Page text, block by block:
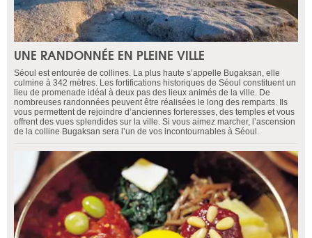
UNE RANDONNÉE EN PLEINE VILLE
Séoul est entourée de collines. La plus haute s’appelle Bugaksan, elle
culmine à 342 mètres. Les fortifications historiques de Séoul constituent un
lieu de promenade idéal à deux pas des lieux animés de la ville. De
nombreuses randonnées peuvent être réalisées le long des remparts. Ils
vous permettent de rejoindre d’anciennes forteresses, des temples et vous
offrent des vues splendides sur la ville. Si vous aimez marcher, l’ascension
de la colline Bugaksan sera l’un de vos incontournables à Séoul.